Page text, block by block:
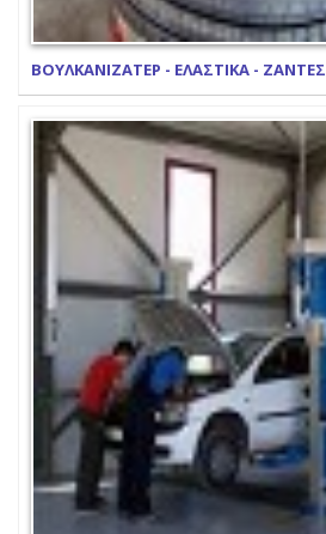
ΒΟΥΛΚΑΝΙΖΑΤΕΡ - ΕΛΑΣΤΙΚΑ - ΖΑΝΤΕΣ